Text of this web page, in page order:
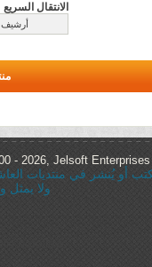
الانتقال السريع
- 2026, Jelsoft Enterprises
أو يُنشر في منتديات
ولا يمثل